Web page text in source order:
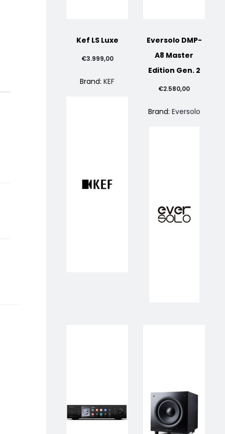
Kef LS Luxe
€3.999,00
Brand:KEF
Eversolo DMP-
A8 Master
Edition Gen. 2
€2.580,00
Brand: Eversolo